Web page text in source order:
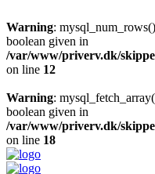
Warning:
boolean given in
/var/www/priverv.dk/
on line 12
Warning:
boolean given in
/var/www/priverv.dk/
on line 18